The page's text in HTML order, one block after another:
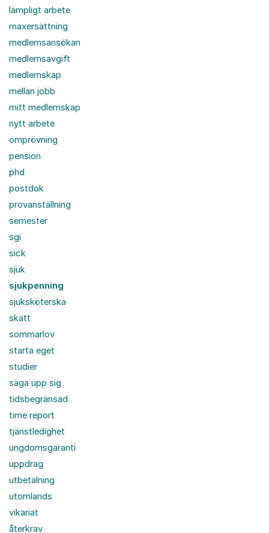
lämpligt arbete
maxersättning
medlemsansökan
medlemsavgift
medlemskap
mellan jobb
mitt medlemskap
nytt arbete
omprövning
pension
phd
postdok
provanställning
semester
sgi
sick
sjuk
sjukpenning
sjuksköterska
skatt
sommarlov
starta eget
studier
säga upp sig
tidsbegränsad
time report
tjänstledighet
ungdomsgaranti
uppdrag
utbetalning
utomlands
vikariat
återkrav